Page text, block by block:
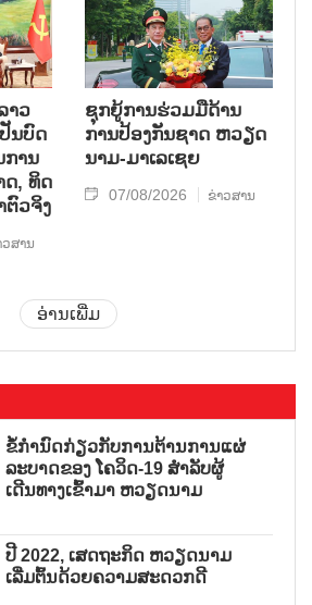
າວ​
ນ​ບົດ​
ການ​
ດ, ທິດ​
ຕົວ​ຈິງ
ວສານ
ຊຸກ​ຍູ້​ການ​ຮ່ວມ​ມື​ດ້ານ​
ການ​ປ້ອງ​ກັນ​ຊາດ ຫວຽດ​
ນາມ-ມາ​ເລ​ເຊຍ
07/08/2026 ຂ່າວສານ
ອ່ານເພີ່ມ
ຂໍ້ກຳນົດກ່ຽວກັບການຕ້ານການແຜ່
ລະບາດຂອງ ໂຄວິດ-19 ສຳລັບຜູ້
ເດີນທາງເຂົ້າມາ ຫວຽດນາມ
ປີ 2022, ເສດຖະກິດ ຫວຽດນາມ
ເລີ່ມຕົ້ນດ້ວຍຄວາມສະດວກດີ